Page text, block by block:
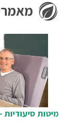
מיטות סיעודיות